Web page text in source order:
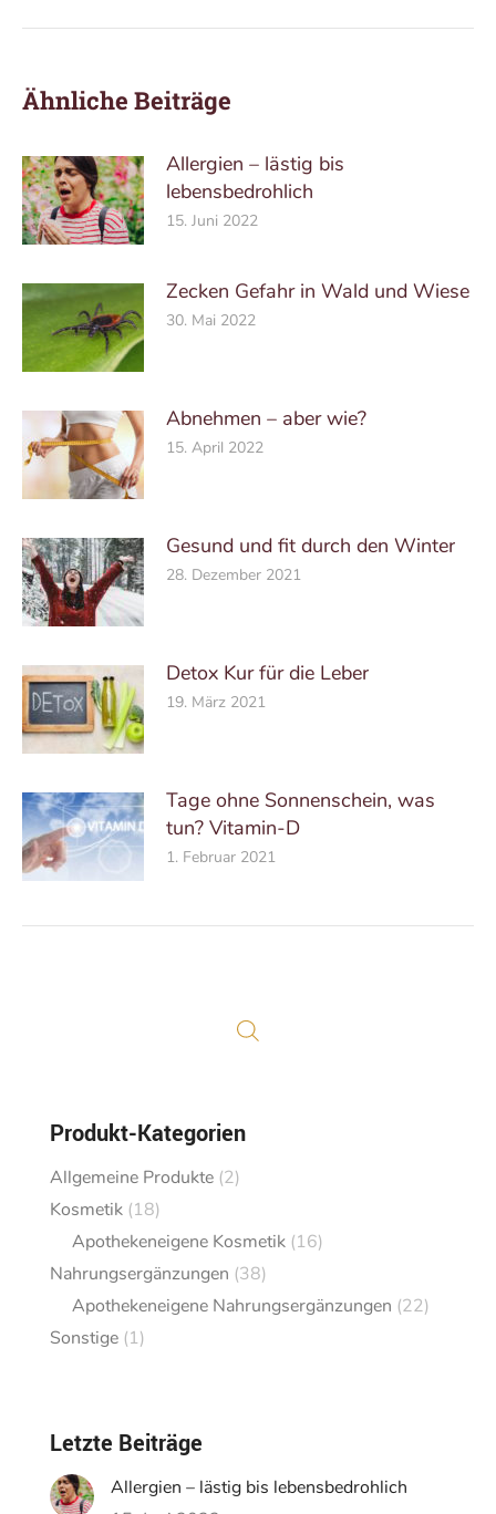
Ähnliche Beiträge
Allergien – lästig bis
lebensbedrohlich
15. Juni 2022
Zecken Gefahr in Wald und Wiese
30. Mai 2022
Abnehmen – aber wie?
15. April 2022
Gesund und fit durch den Winter
28. Dezember 2021
Detox Kur für die Leber
19. März 2021
Tage ohne Sonnenschein, was
tun? Vitamin-D
1. Februar 2021
Produkt-Kategorien
Allgemeine Produkte (2)
Kosmetik (18)
Apothekeneigene Kosmetik (16)
Nahrungsergänzungen (38)
Apothekeneigene Nahrungsergänzungen (22)
Sonstige (1)
Letzte Beiträge
Allergien – lästig bis lebensbedrohlich